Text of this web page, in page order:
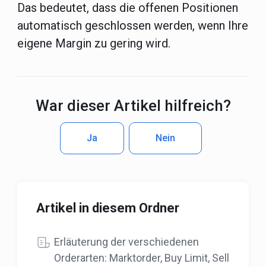
Das bedeutet, dass die offenen Positionen
automatisch geschlossen werden, wenn Ihre
eigene Margin zu gering wird.
War dieser Artikel hilfreich?
Nein
Ja
Artikel in diesem Ordner
Erläuterung der verschiedenen
Orderarten: Marktorder, Buy Limit, Sell